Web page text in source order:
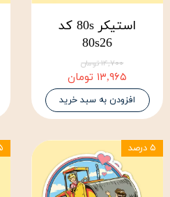
استیکر 80s کد
80s26
۱۴,۷۰۰ تومان
۱۳,۹۶۵ تومان
افزودن به سبد خرید
۵ درصد ۵